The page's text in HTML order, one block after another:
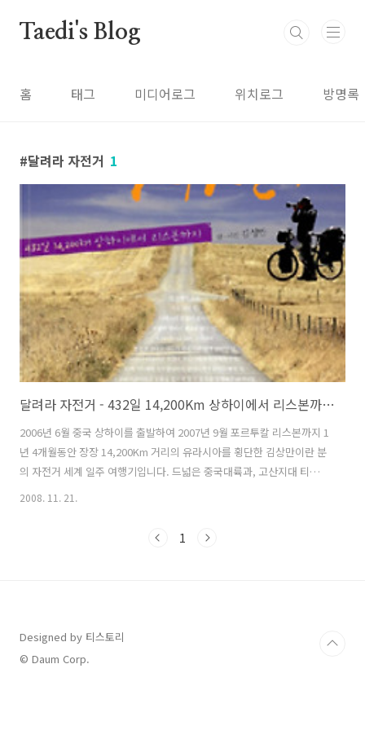
Taedi's Blog
홈 태그 미디어로그 위치로그 방명록
달려라 자전거 1
달려라 자전거 - 432일 14,200Km 상하이에서 리스본까지 -
2006년 6월 중국 상하이를 출발하여 2007년 9월 포르투칼 리스본까지 1
년 4개월동안 장장 14,200Km 거리의 유라시아를 횡단한 김상만이란 분
의 자전거 세계 일주 여행기입니다. 드넓은 중국대륙과, 고산지대 티벳과
네필, 위험천만했던 파키스탄과 이란의 사막을 지나 유럽과 아시아의 경
칼등 여러 유럽나라등을 거치면서 만났던 사람들, 생사를 넘나드는 위험
2008. 11. 21.
1
Designed by 티스토리
© Daum Corp.